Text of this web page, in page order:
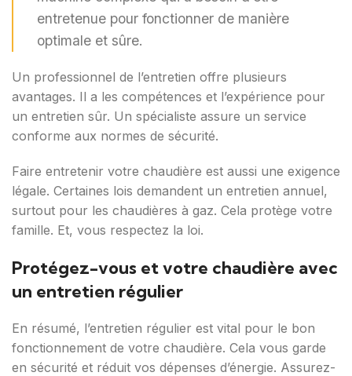
entretenue pour fonctionner de manière
optimale et sûre.
Un professionnel de l’entretien offre plusieurs
avantages. Il a les compétences et l’expérience pour
un entretien sûr. Un spécialiste assure un service
conforme aux normes de sécurité.
Faire entretenir votre chaudière est aussi une exigence
légale. Certaines lois demandent un entretien annuel,
surtout pour les chaudières à gaz. Cela protège votre
famille. Et, vous respectez la loi.
Protégez-vous et votre chaudière avec
un entretien régulier
En résumé, l’entretien régulier est vital pour le bon
fonctionnement de votre chaudière. Cela vous garde
en sécurité et réduit vos dépenses d’énergie. Assurez-